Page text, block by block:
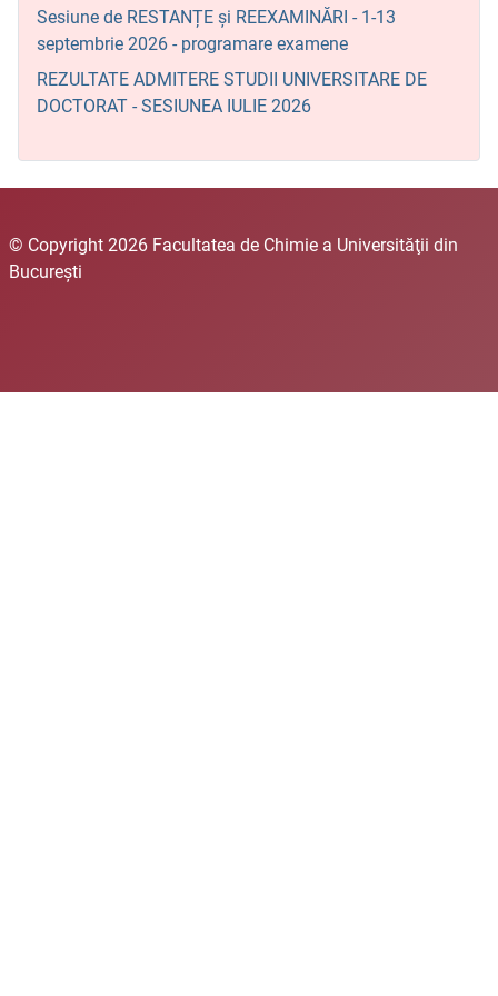
Sesiune de RESTANȚE și REEXAMINĂRI - 1-13
septembrie 2026 - programare examene
REZULTATE ADMITERE STUDII UNIVERSITARE DE
DOCTORAT - SESIUNEA IULIE 2026
© Copyright 2026 Facultatea de Chimie a Universităţii din
Bucureşti